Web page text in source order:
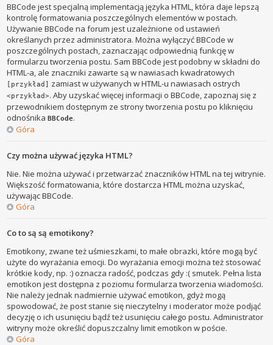
BBCode jest specjalną implementacją języka HTML, która daje lepszą
kontrolę formatowania poszczególnych elementów w postach.
Używanie BBCode na forum jest uzależnione od ustawień
określanych przez administratora. Można wyłączyć BBCode w
poszczególnych postach, zaznaczając odpowiednią funkcję w
formularzu tworzenia postu. Sam BBCode jest podobny w składni do
HTML-a, ale znaczniki zawarte są w nawiasach kwadratowych
[przykład] zamiast w używanych w HTML-u nawiasach ostrych
<przykład>. Aby uzyskać więcej informacji o BBCode, zapoznaj się z
przewodnikiem dostępnym ze strony tworzenia postu po kliknięciu
odnośnikaBBCode.
Góra
Czy można używać języka HTML?
Nie. Nie można używać i przetwarzać znaczników HTML na tej witrynie.
Większość formatowania, które dostarcza HTML można uzyskać,
używając BBCode.
Góra
Co to są są emotikony?
Emotikony, zwane też uśmieszkami, to małe obrazki, które mogą być
użyte do wyrażania emocji. Do wyrażania emocji można też stosować
krótkie kody, np. :) oznacza radość, podczas gdy :( smutek. Pełna lista
emotikon jest dostępna z poziomu formularza tworzenia wiadomości.
Nie należy jednak nadmiernie używać emotikon, gdyż mogą
spowodować, że post stanie się nieczytelny i moderator może podjąć
decyzję o ich usunięciu bądź też usunięciu całego postu. Administrator
witryny może określić dopuszczalny limit emotikon w poście.
Góra